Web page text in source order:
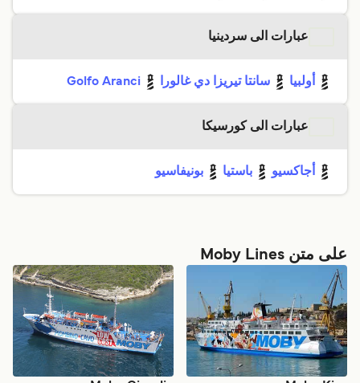
عبارات الى سردينيا
أولبيا سانتا تيريزا دي غالورا Golfo Aranci
عبارات الى كورسيكا
أجاكسيو باستيا بونيفاسيو
على متن Moby Lines